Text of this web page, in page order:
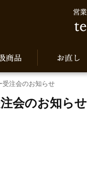
受注会のお知らせ
会のお知らせ